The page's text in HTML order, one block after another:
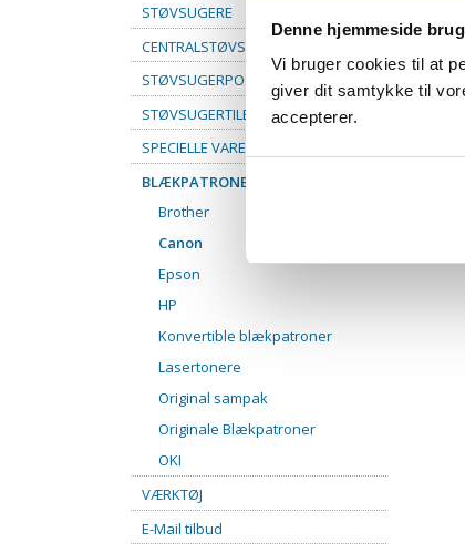
Denne hjemmeside
Vi bruger cookies til at
giver dit samtykke til
accepterer.
STØVSUGERE
CENTRALSTØVSUGER
STØVSUGERPOSER
STØVSUGERTILBEHØR
SPECIELLE VARER
BLÆKPATRONER
Brother
Canon
Epson
HP
Konvertible blækpatroner
Lasertonere
Original sampak
Originale Blækpatroner
OKI
VÆRKTØJ
E-Mail tilbud